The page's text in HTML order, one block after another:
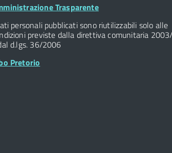
Trasparente
personali pubblicati sono riutilizzabili solo alle
previste dalla direttiva comunitaria
d.lgs. 36/2006
Pretorio